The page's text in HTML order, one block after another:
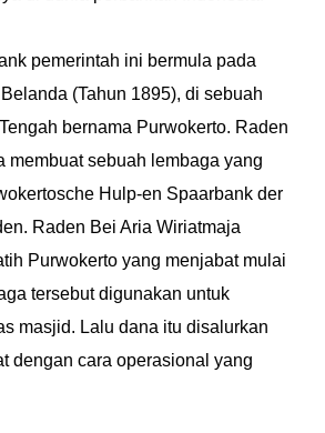
pemerintah ini bermula pada
(Tahun 1895), di sebuah
bernama Purwokerto. Raden
membuat sebuah lembaga yang
Hulp-en Spaarbank der
Raden Bei Aria Wiriatmaja
Purwokerto yang menjabat mulai
tersebut digunakan untuk
masjid. Lalu dana itu disalurkan
dengan cara operasional yang